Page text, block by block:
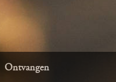
Ontvangen